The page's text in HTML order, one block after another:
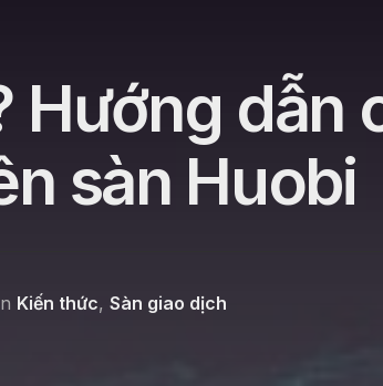
Hướng dẫn
sàn Huobi
Kiến thức, Sàn giao dịch